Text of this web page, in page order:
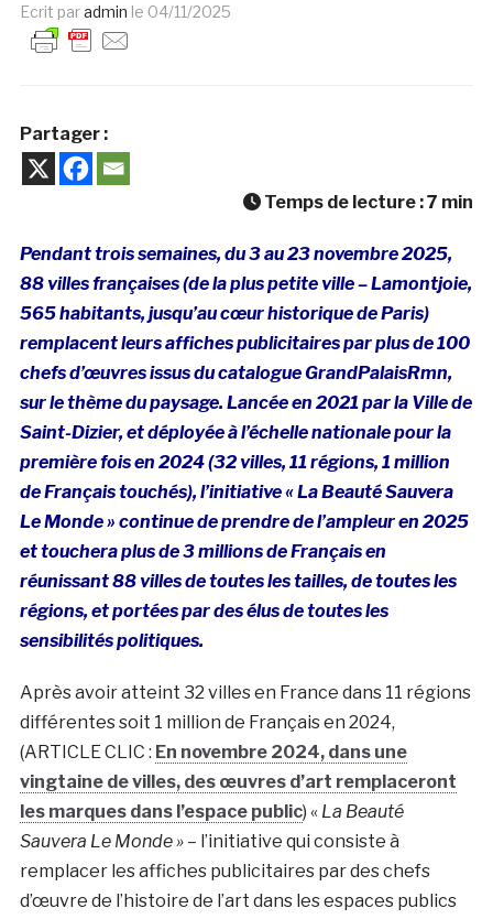
Ecrit paradmin le 04/11/2025
Partager :
Temps de lecture :7 min
Pendant trois semaines, du 3 au 23 novembre 2025,
88 villes françaises (de la plus petite ville – Lamontjoie,
565 habitants, jusqu’au cœur historique de Paris)
remplacent leurs affiches publicitaires par plus de 100
chefs d’œuvres issus du catalogue GrandPalaisRmn,
sur le thème du paysage. Lancée en 2021 par la Ville de
Saint-Dizier, et déployée àl’échelle nationale pour la
première fois en 2024 (32 villes, 11 régions, 1 million
de Français touchés), l’initiative « La Beauté Sauvera
Le Monde » continue de prendre de l’ampleur en 2025
et touchera plus de 3 millions de Français en
réunissant 88 villes de toutes les tailles, de toutes les
régions, et portées par des élus de toutes les
sensibilités politiques.
Après avoir atteint 32 villes en France dans 11 régions
différentes soit 1 million de Français en 2024,
(ARTICLE CLIC : En novembre 2024, dans une
vingtaine de villes, des œuvres d’art remplaceront
les marques dans l’espace public) « La Beauté
Sauvera Le Monde » – l’initiative qui consiste à
remplacer les affiches publicitaires par des chefs
d’œuvre de l’histoire de l’art dans les espaces publics